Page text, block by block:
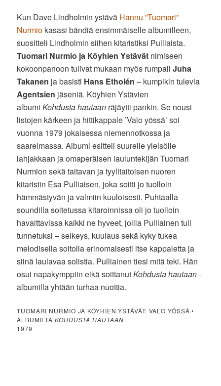
Kun Dave Lindholmin ystävä Hannu ”Tuomari”
Nurmio kasasi bändiä ensimmäiselle albumilleen,
suositteli Lindholmin siihen kitaristiksi Pulliaista.
Tuomari Nurmio ja Köyhien Ystävät nimiseen
kokoonpanoon tulivat mukaan myös rumpaliJuha
Takanen ja basisti Hans Etholén – kumpikin tulevia
Agentsien jäseniä. Köyhien Ystävien
albumiKohdusta hautaan räjäytti pankin. Se nousi
listojen kärkeen ja hittikappale ’Valo yössä’ soi
vuonna 1979 jokaisessa niemennotkossa ja
saarelmassa. Albumi esitteli suurelle yleisölle
lahjakkaan ja omaperäisen lauluntekijän Tuomari
Nurmion sekä taitavan ja tyylitaitoisen nuoren
kitaristin Esa Pulliaisen, joka soitti jo tuolloin
hämmästyvän ja valmiin kuuloisesti. Puhtaalla
soundilla soitetussa kitaroinnissa oli jo tuolloin
havaittavissa kaikki ne hyveet, joilla Pulliainen tuli
tunnetuksi – selkeys, kuulaus sekä kyky tukea
melodisella soitolla erinomaisesti itse kappaletta ja
siinä laulavaa solistia. Pulliainen tiesi mitä teki. Hän
osui napakymppiin eikä soittanutKohdusta hautaan-
albumilla yhtään turhaa nuottia.
TUOMARI NURMIO JA KÖYHIEN YSTÄVÄT: VALO YÖSSÄ •
ALBUMILTAKOHDUSTA HAUTAAN
1979